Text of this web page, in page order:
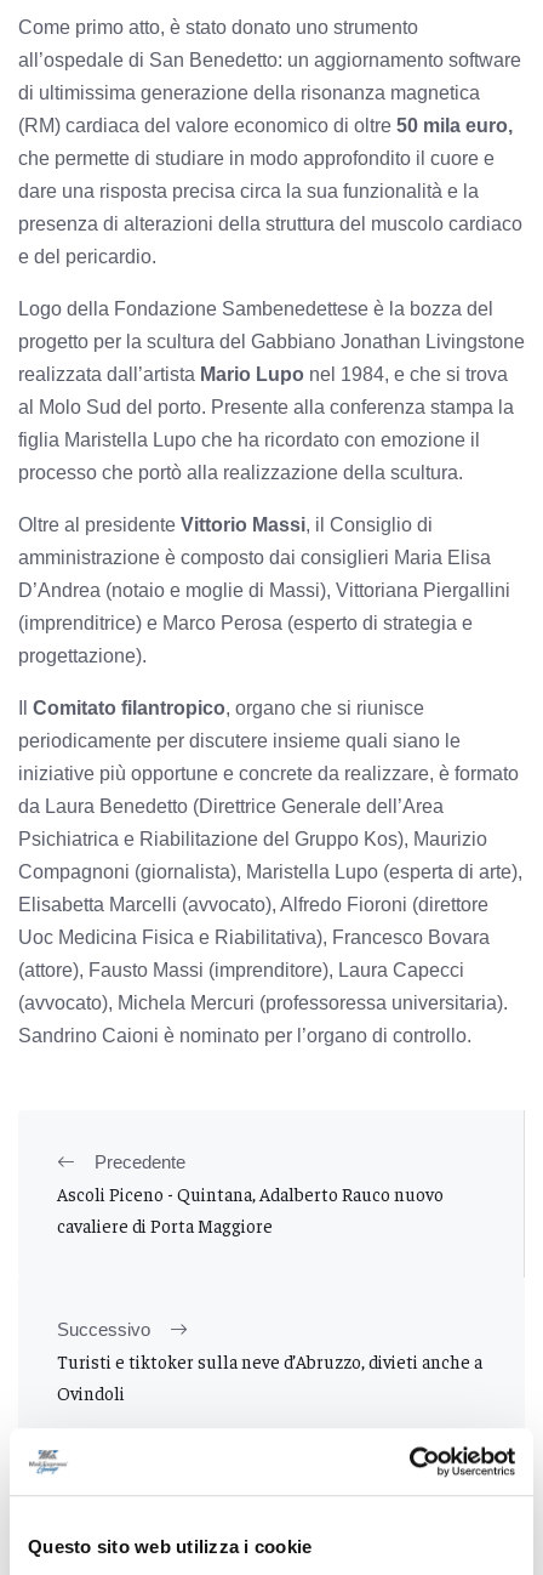
Questo sito web utilizza i cookie
Come primo atto, è stato donato uno strumento
all’ospedale di San Benedetto: un aggiornamento software
di ultimissima generazione della risonanza magnetica
(RM) cardiaca del valore economico di oltre 50 mila euro,
che permette di studiare in modo approfondito il cuore e
dare una risposta precisa circa la sua funzionalità e la
presenza di alterazioni della struttura del muscolo cardiaco
e del pericardio.
Logo della Fondazione Sambenedettese è la bozza del
progetto per la scultura del Gabbiano Jonathan Livingstone
realizzata dall’artista Mario Lupo nel 1984, e che si trova
al Molo Sud del porto. Presente alla conferenza stampa la
figlia Maristella Lupo che ha ricordato con emozione il
processo che portò alla realizzazione della scultura.
Oltre al presidente Vittorio Massi, il Consiglio di
amministrazione è composto dai consiglieri Maria Elisa
D’Andrea (notaio e moglie di Massi), Vittoriana Piergallini
(imprenditrice) e Marco Perosa (esperto di strategia e
progettazione).
Comitato filantropico, organo che si riunisce
periodicamente per discutere insieme quali siano le
iniziative più opportune e concrete da realizzare, è formato
da Laura Benedetto (Direttrice Generale dell’Area
Psichiatrica e Riabilitazione del Gruppo Kos), Maurizio
Compagnoni (giornalista), Maristella Lupo (esperta di arte),
Elisabetta Marcelli (avvocato), Alfredo Fioroni (direttore
Uoc Medicina Fisica e Riabilitativa), Francesco Bovara
(attore), Fausto Massi (imprenditore), Laura Capecci
(avvocato), Michela Mercuri (professoressa universitaria).
Sandrino Caioni è nominato per l’organo di controllo.
Precedente
Ascoli Piceno - Quintana, Adalberto Rauco nuovo
cavaliere di Porta Maggiore
Successivo
Turisti e tiktoker sulla neve d’Abruzzo, divieti anche a
Ovindoli